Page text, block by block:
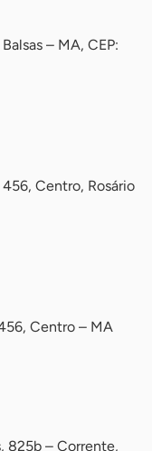
– MA, CEP:
Centro, Rosário
Centro – MA
825b – Corrente,